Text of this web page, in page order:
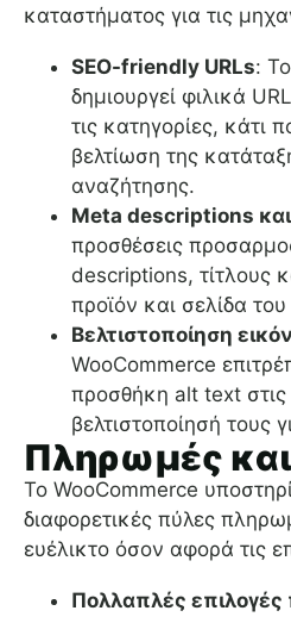
καταστήματος για τις
SEO-friendly URLs:
δημιουργεί φιλικά
τις κατηγορίες, κάτι
βελτίωση της
αναζήτησης.
Meta descriptions και
προσθέσεις
descriptions, τίτλους
προϊόν και σελίδα
Βελτιστοποίηση
WooCommerce
προσθήκη alt text
βελτιστοποίησή τους
Πληρωμές
Το WooCommerce
διαφορετικές πύλες
ευέλικτο όσον αφορά τις
Πολλαπλές